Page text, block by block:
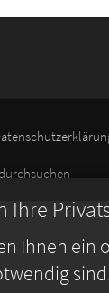
Ihre
Ihnen ein